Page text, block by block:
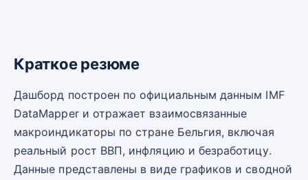
Краткое резюме
Дашборд построен по официальным данным IMF
DataMapper и отражает взаимосвязанные
макроиндикаторы по стране Бельгия, включая
реальный рост ВВП, инфляцию и безработицу.
Данные представлены в виде графиков и сводной